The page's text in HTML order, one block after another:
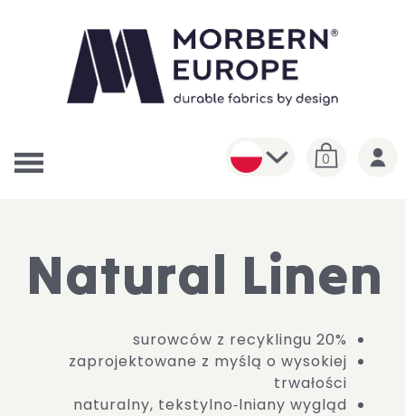
0
Natural Linen
20% surowców z recyklingu
zaprojektowane z myślą o wysokiej
trwałości
naturalny, tekstylno‑lniany wygląd